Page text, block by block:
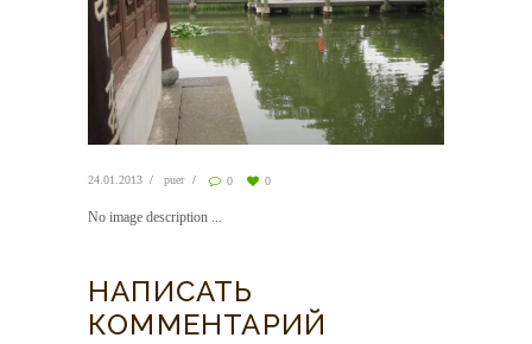
24.01.2013 puer 0 0
No image description ...
НАПИСАТЬ
КОММЕНТАРИЙ